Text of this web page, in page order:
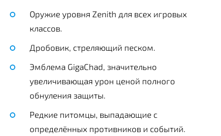
Оружие уровня Zenith для всех игровых
классов.
Дробовик, стреляющий песком.
Эмблема GigaChad, значительно
увеличивающая урон ценой полного
обнуления защиты.
Редкие питомцы, выпадающие с
определённых противников и событий.